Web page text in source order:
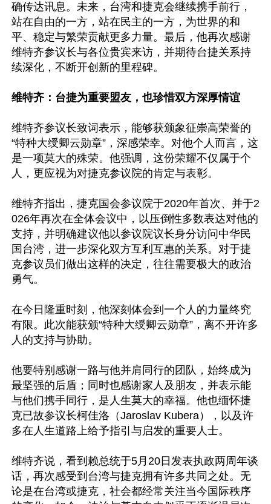
确传达讯息。未来，台湾和捷克会继续携手前行，
站在自由的一方，站在民主的一方，为世界的和
平、稳定与繁荣贡献更多力量。最后，他再次感谢
维特齐参议长与各位贵宾来访，并期待台捷关系持
续深化，不断开创新的里程碑。
维特齐：台捷为重要盟友，也珍惜双方深厚情谊
维特齐参议长致词表示，能够获颁象征崇高荣誉的
“特种大绶卿云勋章”，深感荣幸。对他个人而言，这
是一项莫大的殊荣。他强调，这份荣耀不仅属于个
人，更应视为对捷克参议院的肯定与表彰。
维特齐指出，捷克国会参议院于2020年首次、并于2
026年再次在全体会议中，以压倒性多数表达对他的
支持，并明确建议他以参议院议长身分访问中华民
国台湾，进一步深化双方互利互惠的关系。对于捷
克参议员们做出这样的决定，往往需要极大的政治
勇气。
在今日隆重时刻，他深刻体会到一个人的力量终究
有限。此次能获颁“特种大绶卿云勋章”，离不开许多
人的支持与协助。
他要特别感谢一路与他并肩同行的团队，始终成为
最坚强的后盾；同时也感谢家人及朋友，并表示能
与他们携手同行，是人生莫大的幸福。他也缅怀捷
克已故参议长柯佳洛（Jaroslav Kubera），以及许
多在人生道路上给予指引与启发的重要人士。
维特齐说，看到赖总统于5月20日发表执政两周年谈
话，再次感受到台湾与捷克拥有许多共同之处。无
论是在台湾或捷克，社会都经常关注当今国际秩序